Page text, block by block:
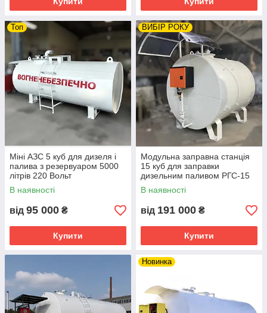
Топ
Міні АЗС 5 куб для дизеля і
палива з резервуаром 5000
літрів 220 Вольт
В наявності
від 95 000 ₴
Купити
ВИБІР РОКУ
Модульна заправна станція
15 куб для заправки
дизельним паливом РГС-15
та насосом 220 Вольт
В наявності
від 191 000 ₴
Купити
Новинка